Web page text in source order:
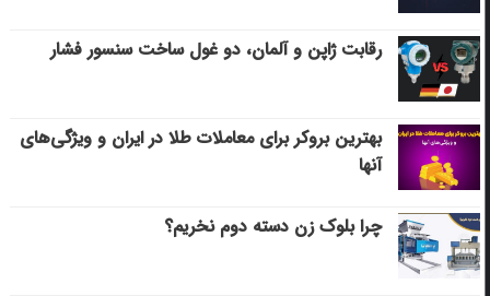
رقابت ژاپن و آلمان، دو غول ساخت سنسور فشار
بهترین بروکر برای معاملات طلا در ایران و ویژگی‌های
آنها
چرا بلوک زن دسته دوم نخریم؟